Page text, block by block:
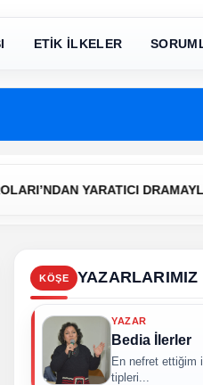
ETİK İLKELER
YARATICI DRAMAYLA
KÖŞE YAZARLARIMIZ
YAZAR
Bedia İlerler
En nefret ettiğim
tipleri...